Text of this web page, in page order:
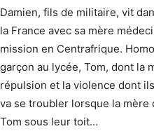
Damien, fils de militaire, vit
la France avec sa mère
mission en Centrafrique.
garçon au lycée, Tom, dont la
répulsion et la violence dont
va se troubler lorsque la
Tom sous leur toit…